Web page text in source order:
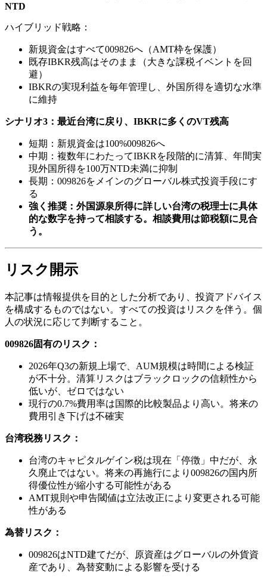
NTD
ハイブリッド戦略：
新規資金はすべて009826へ（AMT枠を保護）
既存IBKR残高はそのまま（大きな課税イベントを回
避）
IBKRの実現利益を毎年管理し、外国所得を適切な水準
に維持
シナリオ3：最近台湾に戻り、IBKRに多くのVT残高
短期：新規資金は100%009826へ
中期：複数年にわたってIBKRを段階的に清算、年間実
現外国所得を100万NTD未満に抑制
長期：009826をメインのグローバル株式投資手段にす
る
強く推奨：外国源泉所得に詳しい台湾の税理士に具体
的な数字を持って相談する。相談費用は節税額に見合
う。
リスク開示
本記事は情報提供を目的とした分析であり、投資アドバイス
を構成するものではない。すべての投資はリスクを伴う。個
人の状況に応じて判断すること。
009826固有のリスク：
2026年Q3の新規上場で、AUM規模は時間による検証
が不十分。清算リスクはブラックロックの信頼性から
低いが、ゼロではない
現行の0.7%費用率は国際的比較製品より高い。将来の
費用引き下げは不確実
台湾税務リスク：
台湾のキャピタルゲイン税は現在「停徴」中だが、永
久廃止ではない。将来の再施行により009826の国内所
得優位性が縮小する可能性がある
AMT規則や申告閾値は立法改正により変更される可能
性がある
為替リスク：
009826はNTD建てだが、原資産はグローバルの外貨資
産であり、為替変動による影響を受ける